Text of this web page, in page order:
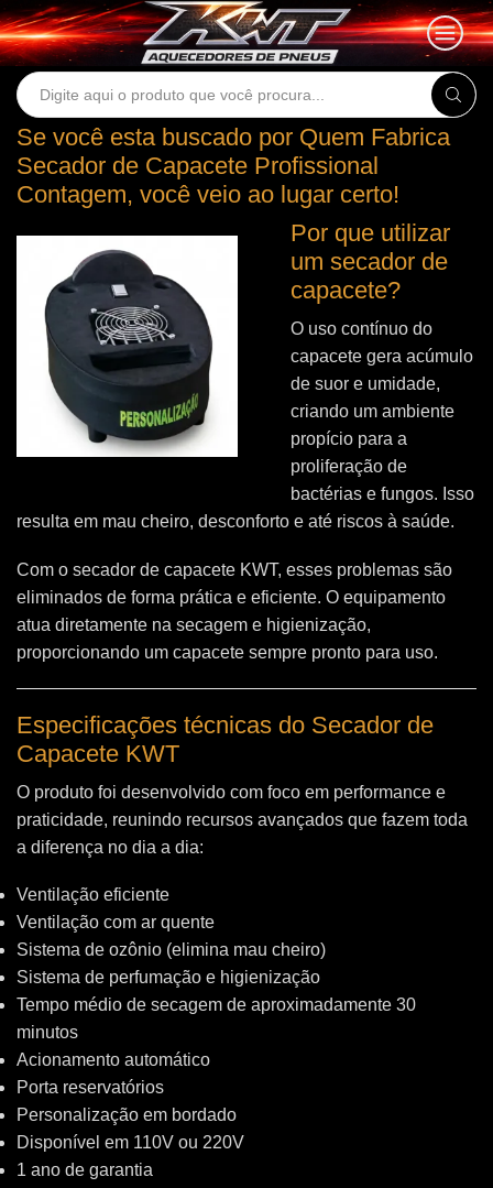
Search
Se você esta buscado por Quem Fabrica
Secador de Capacete Profissional
Contagem, você veio ao lugar certo!
Por que utilizar
um secador de
capacete?
O uso contínuo do
capacete gera acúmulo
de suor e umidade,
criando um ambiente
propício para a
proliferação de
bactérias e fungos. Isso
resulta em mau cheiro, desconforto e até riscos à saúde.
Com o secador de capacete KWT, esses problemas são
eliminados de forma prática e eficiente. O equipamento
atua diretamente na secagem e higienização,
proporcionando um capacete sempre pronto para uso.
Especificações técnicas do Secador de
Capacete KWT
O produto foi desenvolvido com foco em performance e
praticidade, reunindo recursos avançados que fazem toda
a diferença no dia a dia:
Ventilação eficiente
Ventilação com ar quente
Sistema de ozônio (elimina mau cheiro)
Sistema de perfumação e higienização
Tempo médio de secagem de aproximadamente 30
minutos
Acionamento automático
Porta reservatórios
Personalização em bordado
Disponível em 110V ou 220V
1 ano de garantia